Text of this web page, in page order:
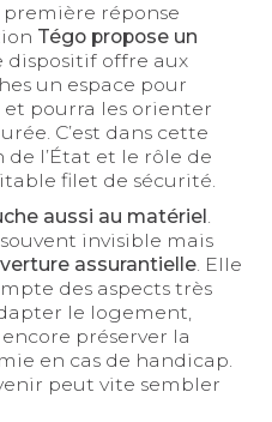
réponse
Tégo propose un
dispositif offre aux
un espace pour
pourra les orienter
C’est dans cette
l’État et le rôle de
filet de sécurité.
aussi au matériel.
invisible mais
assurantielle. Elle
des aspects très
le logement,
préserver la
en cas de handicap.
peut vite sembler